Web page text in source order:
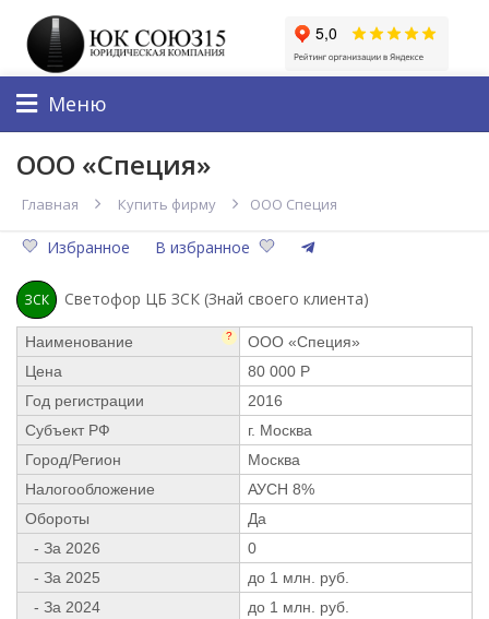
Меню
ООО «Специя»
Главная Купить фирму ООО Специя
Избранное В избранное
ЗСК Светофор ЦБ ЗСК (Знай своего клиента)
Наименование ?
ООО «Специя»
Цена
80 000 Р
Год регистрации
2016
Субъект РФ
г. Москва
Город/Регион
Москва
Налогообложение
АУСН 8%
Обороты
Да
- За 2026
0
- За 2025
до 1 млн. руб.
- За 2024
до 1 млн. руб.